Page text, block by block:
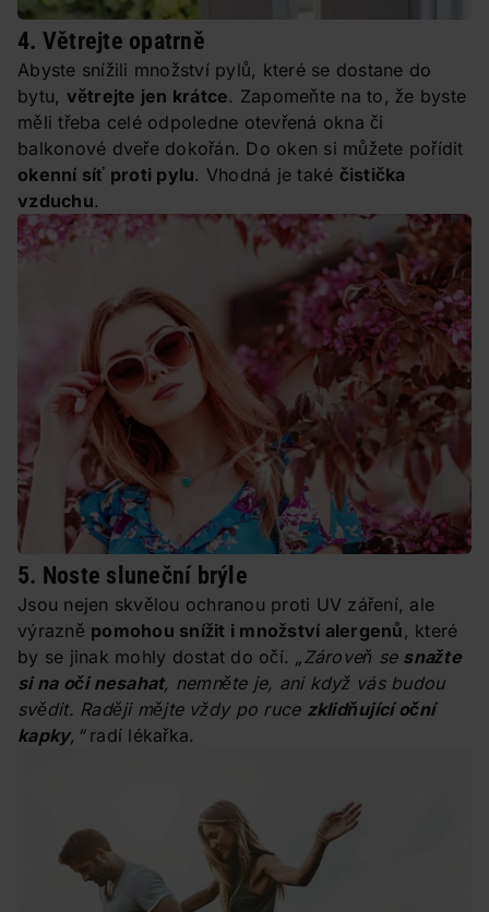
4. Větrejte opatrně
Abyste snížili množství pylů, které se dostane do
bytu, větrejte jen krátce. Zapomeňte na to, že byste
měli třeba celé odpoledne otevřená okna či
balkonové dveře dokořán. Do oken si můžete pořídit
okenní síť proti pylu. Vhodná je také čistička
vzduchu.
5. Noste sluneční brýle
Jsou nejen skvělou ochranou proti UV záření, ale
výrazně pomohou snížit i množství alergenů, které
by se jinak mohly dostat do očí. „Zároveň se snažte
si na oči nesahat, nemněte je, ani když vás budou
svědit. Raději mějte vždy po ruce zklidňující oční
kapky,“ radí lékařka.